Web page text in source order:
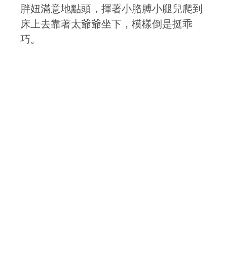
胖妞滿意地點頭，揮著小胳膊小腿兒爬到
床上去靠著太爺爺坐下，模樣倒是挺乖
巧。